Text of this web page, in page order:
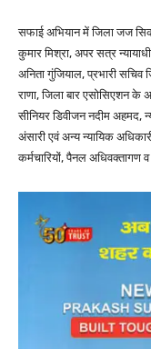
सफाई अभियान में जिला जज
कुमार मिश्रा, अपर सत्र
अनिता गुंजियाल, प्रभारी
राणा, जिला बार एसोसिएशन के
सीनियर डिवीजन नदीम अहमद,
अंसारी एवं अन्य न्यायिक
कर्मचारियों, पैनल अधिवक्तागण